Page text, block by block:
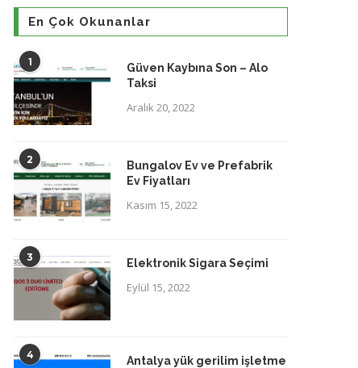
En Çok Okunanlar
1
Güven Kaybına Son – Alo
Taksi
Aralık 20, 2022
2
Bungalov Ev ve Prefabrik
Ev Fiyatları
Kasım 15, 2022
3 Elektronik Sigara Seçimi
Eylül 15, 2022
4
Antalya yük gerilim işletme